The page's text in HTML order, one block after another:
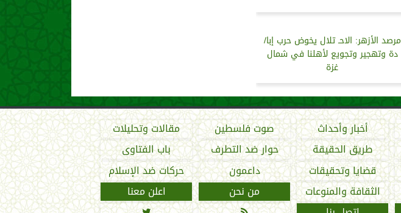
مرصد الأزهر: الاحـ تلال يخوض حرب إبا/
دة وتهجير وتجويع لأهلنا في شمال
غزة
أخبار وأحداث صوت فلسطين
مقالات وتحليلات
طريق الحقيقة حوار ضد التطرف
باب الفتاوى
قضايا وتحقيقات داعمون
حركات ضد الإسلام
الثقافة والمنوعات من نحن
اعلن معنا